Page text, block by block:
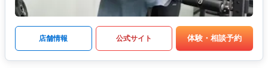
店舗情報 公式サイト 体験・相談予約